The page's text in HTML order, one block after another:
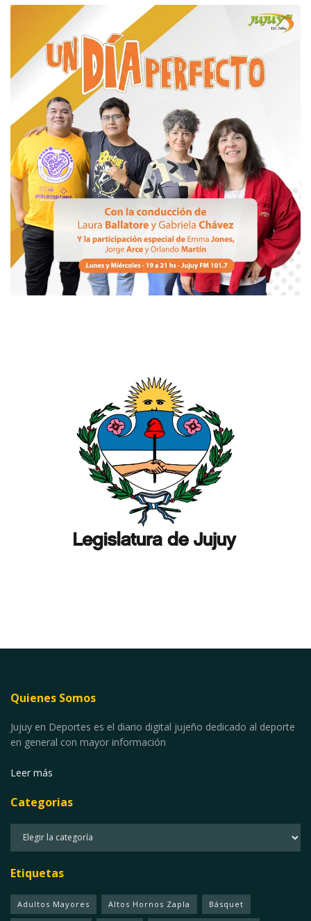
Quienes Somos
Jujuy en Deportes es el diario digital jujeño dedicado al deporte
en general con mayor información
Leer más
Categorias
Etiquetas
Adultos Mayores Altos Hornos Zapla Básquet